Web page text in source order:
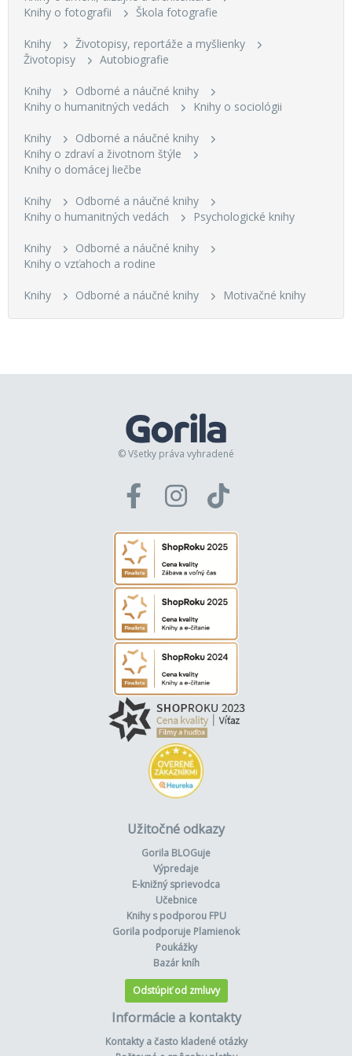
Knihy o fotografii
Škola fotografie
Knihy
Životopisy, reportáže a myšlienky
Životopisy
Autobiografie
Knihy
Odborné a náučné knihy
Knihy o humanitných vedách
Knihy o sociológii
Knihy
Odborné a náučné knihy
Knihy o zdraví a životnom štýle
Knihy o domácej liečbe
Knihy
Odborné a náučné knihy
Knihy o humanitných vedách
Psychologické knihy
Knihy
Odborné a náučné knihy
Knihy o vzťahoch a rodine
Knihy Odborné a náučné knihy Motivačné knihy
© Všetky práva vyhradené
Užitočné odkazy
Gorila BLOGuje
Výpredaje
E-knižný sprievodca
Učebnice
Knihy s podporou FPU
Gorila podporuje Plamienok
Poukážky
Bazár kníh
Odstúpiť od zmluvy
Informácie a kontakty
Kontakty a často kladené otázky